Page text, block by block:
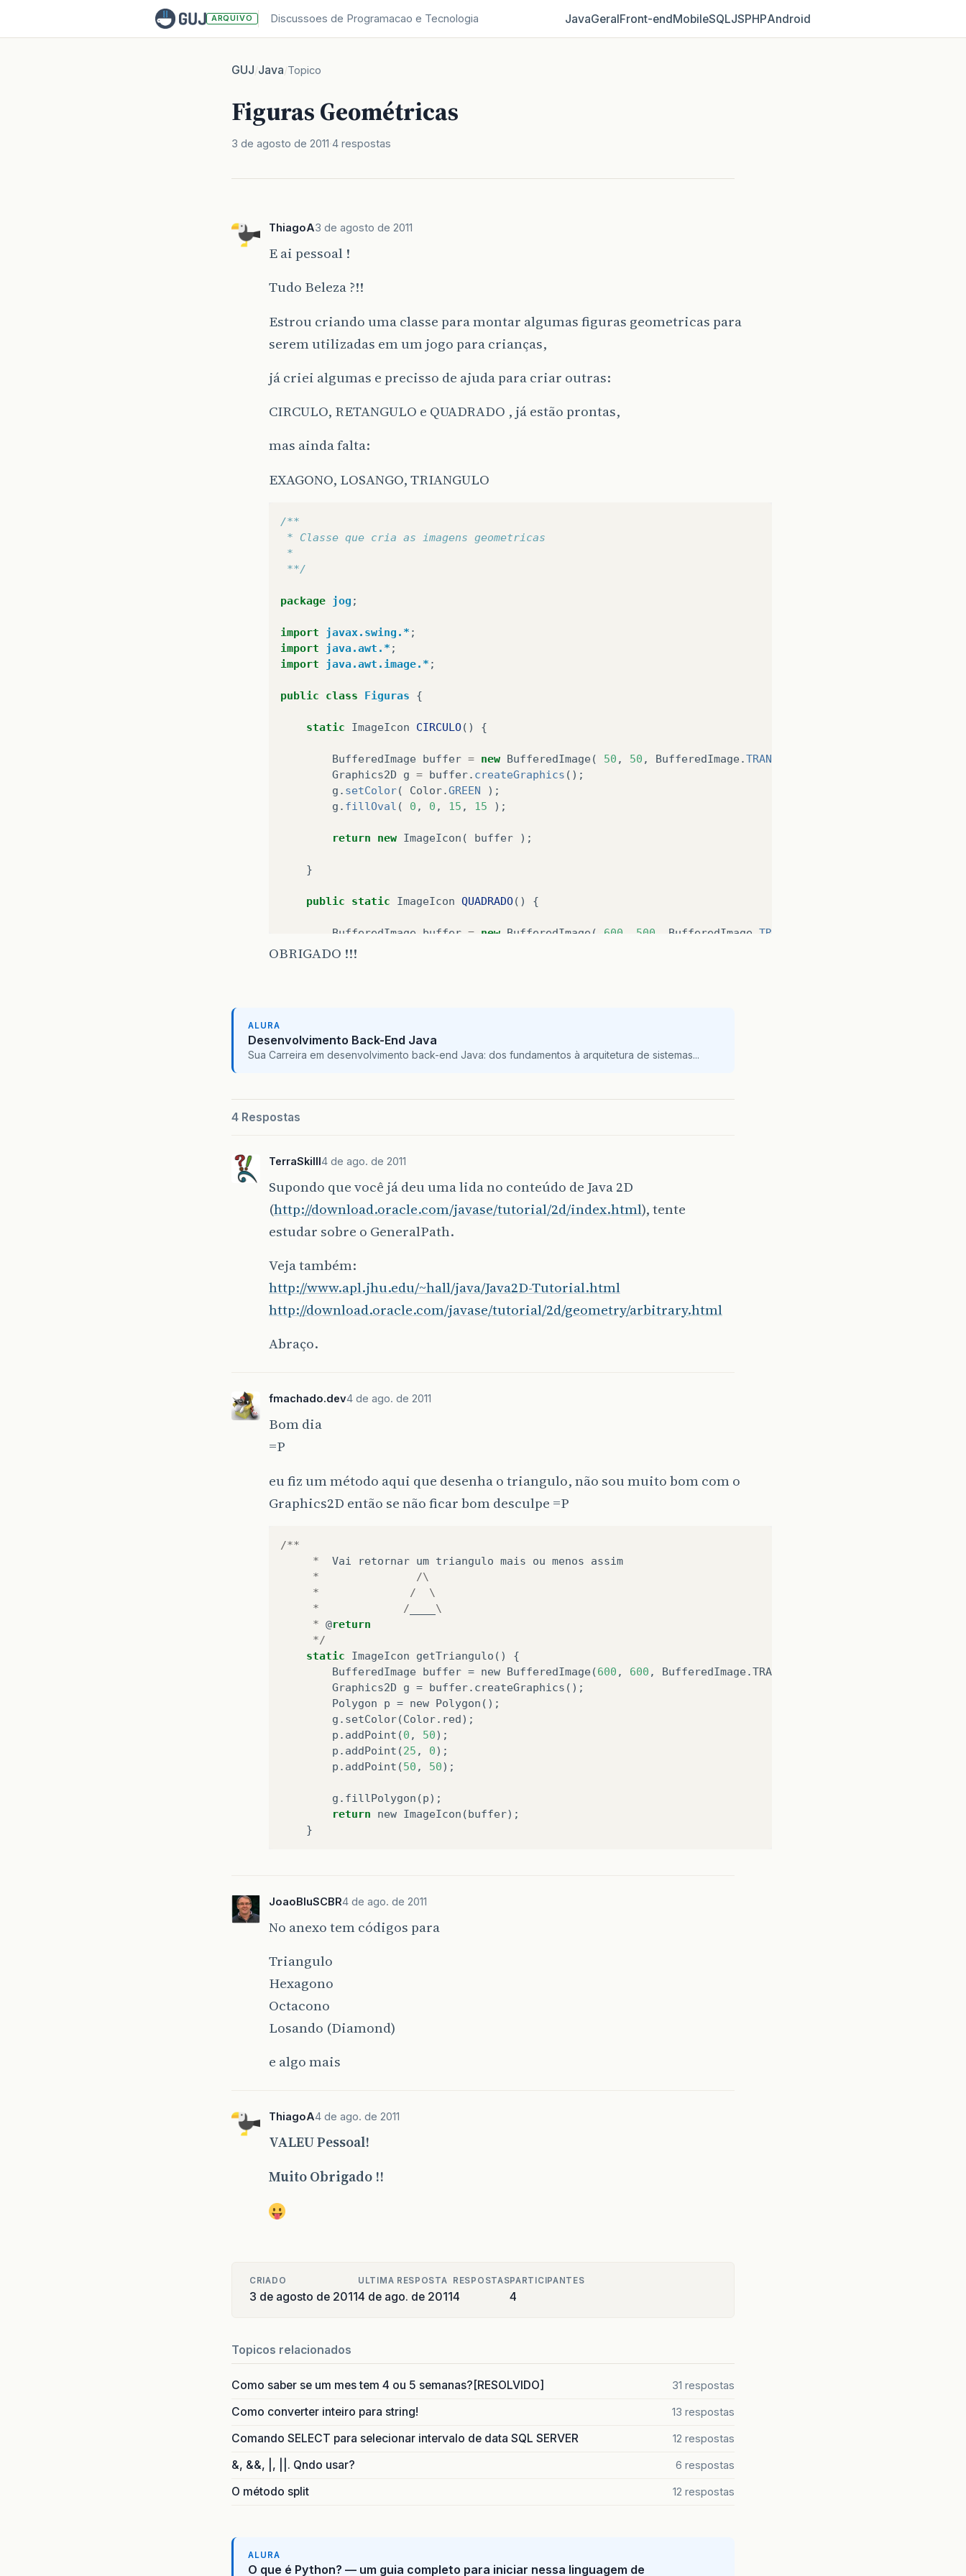
ARQUIVO Discussoes de Programacao e Tecnologia JavaGeralFront‑endMobileSQLJSPHPAndroid
GUJ/Java/Topico
Figuras Geométricas
3 de agosto de 2011 4 respostas
ThiagoA3 de agosto de 2011
E ai pessoal !
Tudo Beleza ?!!
Estrou criando uma classe para montar algumas figuras geometricas para
serem utilizadas em um jogo para crianças,
já criei algumas e precisso de ajuda para criar outras:
CIRCULO, RETANGULO e QUADRADO , já estão prontas,
mas ainda falta:
EXAGONO, LOSANGO, TRIANGULO
/**
* Classe que cria as imagens geometricas
*
**/
package jog ;
import javax.swing.* ;
import
java.awt.* ;
import
java.awt.image.* ;
public class Figuras {
static ImageIcon CIRCULO() {
BufferedImage buffer = new BufferedImage( 50 , 50 , BufferedImage.TRANSLUCENT
Graphics2D
g = buffer. createGraphics ();
g . setColor( Color.GREEN
);
g . fillOval ( 0 , 0 , 15 , 15 );
return new ImageIcon ( buffer );
}
public static ImageIcon QUADRADO() {
BufferedImage buffer = new BufferedImage ( 600 500 BufferedImage TRANSLUCENT
Graphics2D
public static ImageIcon RETANGULO() {
return
}
}
OBRIGADO !!!
ALURA
Desenvolvimento Back-End Java
Sua Carreira em desenvolvimento back-end Java: dos fundamentos à arquitetura de sistemas...
4 Respostas
TerraSkilll4 de ago. de 2011
Supondo que você já deu uma lida no conteúdo de Java 2D
(http://download.oracle.com/javase/tutorial/2d/index.html), tente
estudar sobre o GeneralPath.
Veja também:
http://www.apl.jhu.edu/~hall/java/Java2D-Tutorial.html
http://download.oracle.com/javase/tutorial/2d/geometry/arbitrary.html
Abraço.
fmachado.dev4 de ago. de 2011
Bom dia
=P
eu fiz um método aqui que desenha o triangulo, não sou muito bom com o
Graphics2D então se não ficar bom desculpe =P
/**
*
Vai retornar um triangulo mais ou menos
assim
*
/\
*
/
\
*
/
\
* @return
*/
static
ImageIcon getTriangulo ()
{
BufferedImage buffer = new BufferedImage(600 , 600 , BufferedImage.TRANSLUCENT
Graphics2D
g = buffer. createGraphics ();
Polygon
p = new Polygon ();
g . setColor(Color. red);
p . addPoint (0 , 50);
p . addPoint (25 , 0);
p . addPoint (50 , 50);
g . fillPolygon (p);
return
new ImageIcon (buffer);
}
JoaoBluSCBR4 de ago. de 2011
No anexo tem códigos para
Triangulo
Hexagono
Octacono
Losando (Diamond)
e algo mais
ThiagoA4 de ago. de 2011
VALEU Pessoal!
Muito Obrigado !!
CRIADO
3 de agosto de 2011
ULTIMA RESPOSTA
4 de ago. de 2011
RESPOSTAS
4
PARTICIPANTES
4
Topicos relacionados
Como saber se um mes tem 4 ou 5 semanas?[RESOLVIDO] 31 respostas
Como converter inteiro para string! 13 respostas
Comando SELECT para selecionar intervalo de data SQL SERVER 12 respostas
&, &&, |, ||. Qndo usar? 6 respostas
O método split 12 respostas
ALURA
O que é Python? — um guia completo para iniciar nessa linguagem de